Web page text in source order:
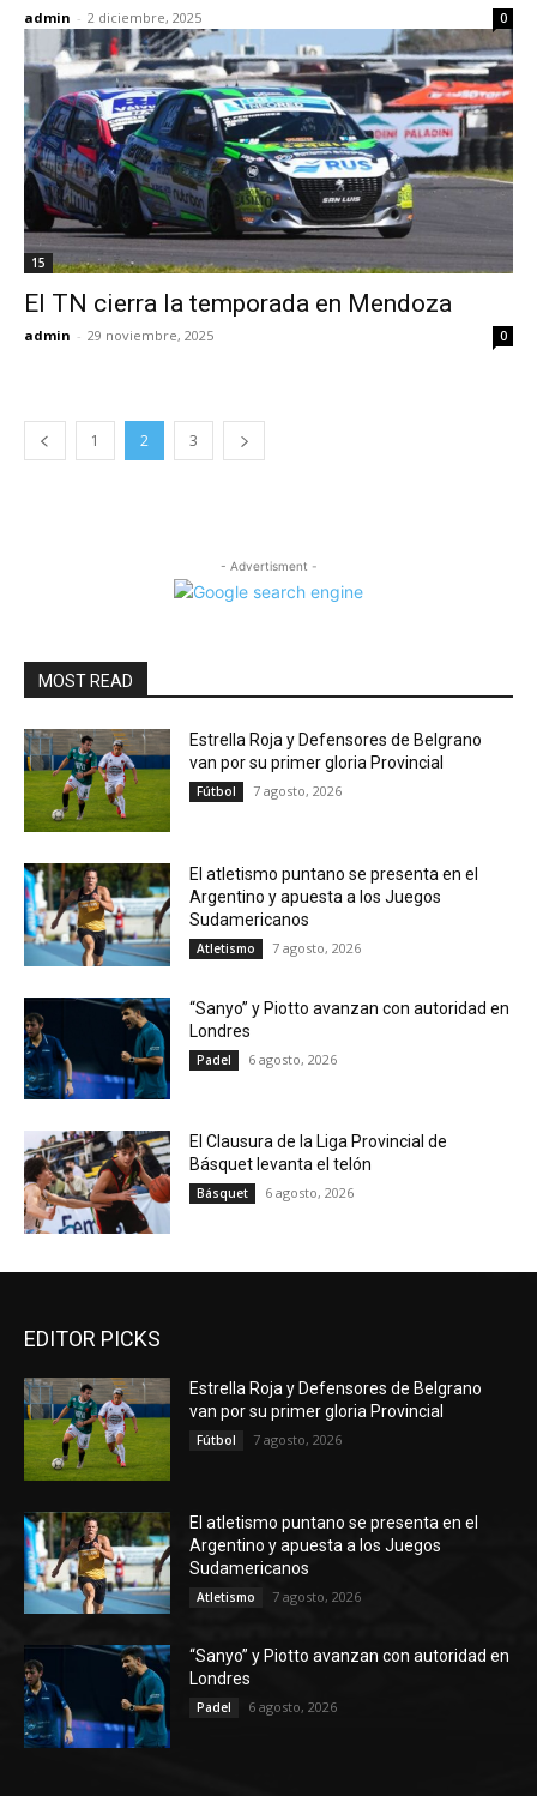
admin - 2 diciembre, 2025 0
15
El TN cierra la temporada en Mendoza
admin - 29 noviembre, 2025 0
1 2 3
- Advertisment -
MOST READ
Estrella Roja y Defensores de Belgrano
van por su primer gloria Provincial
Fútbol 7 agosto, 2026
El atletismo puntano se presenta en el
Argentino y apuesta a los Juegos
Sudamericanos
Atletismo 7 agosto, 2026
“Sanyo” y Piotto avanzan con autoridad en
Londres
Padel 6 agosto, 2026
El Clausura de la Liga Provincial de
Básquet levanta el telón
Básquet 6 agosto, 2026
EDITOR PICKS
Estrella Roja y Defensores de Belgrano
van por su primer gloria Provincial
Fútbol 7 agosto, 2026
El atletismo puntano se presenta en el
Argentino y apuesta a los Juegos
Sudamericanos
Atletismo 7 agosto, 2026
“Sanyo” y Piotto avanzan con autoridad en
Londres
Padel 6 agosto, 2026